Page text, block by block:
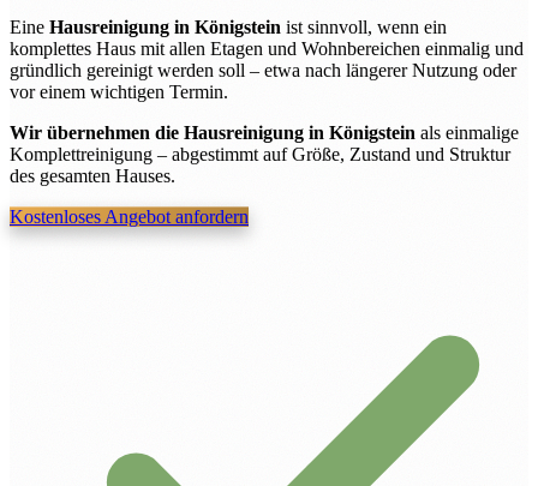
Eine Hausreinigung in Königstein ist sinnvoll, wenn ein
komplettes Haus mit allen Etagen und Wohnbereichen einmalig und
gründlich gereinigt werden soll – etwa nach längerer Nutzung oder
vor einem wichtigen Termin.
Wir übernehmen die Hausreinigung in Königstein als einmalige
Komplettreinigung – abgestimmt auf Größe, Zustand und Struktur
des gesamten Hauses.
Kostenloses Angebot anfordern